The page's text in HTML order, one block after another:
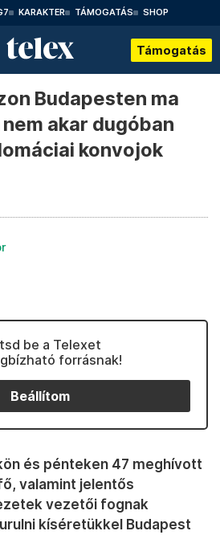
KARAKTER TÁMOGATÁS SHOP
Támogatás
Budapesten ma
akar dugóban
konvojok
be a Telexet
forrásnak!
Beállítom
és pénteken 47 meghívott
valamint jelentős
vezetői fognak
kíséretükkel Budapest